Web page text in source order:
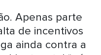
Apenas parte
de incentivos
ainda contra a